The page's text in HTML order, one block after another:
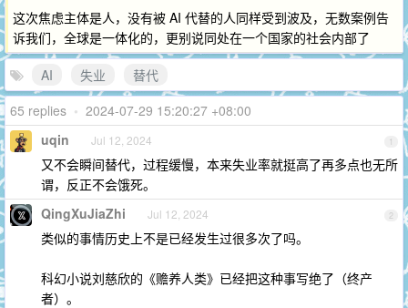
这次焦虑主体是人，没有被 AI 代替的人同样受到波及，无数案例告
诉我们，全球是一体化的，更别说同处在一个国家的社会内部了
AI 失业
替代
65 replies • 2024-07-29 15:20:27 +08:00
1
uqin Jul 12, 2024
又不会瞬间替代，过程缓慢，本来失业率就挺高了再多点也无所
谓，反正不会饿死。
2
QingXuJiaZhi Jul 12, 2024
类似的事情历史上不是已经发生过很多次了吗。
科幻小说刘慈欣的《赡养人类》已经把这种事写绝了（终产
者）。